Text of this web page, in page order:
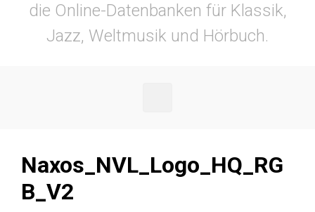
die Online-Datenbanken für Klassik,
Jazz, Weltmusik und Hörbuch.
Naxos_NVL_Logo_HQ_RG
B_V2